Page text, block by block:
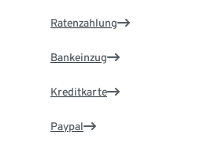
Ratenzahlung
Bankeinzug
Kreditkarte
Paypal